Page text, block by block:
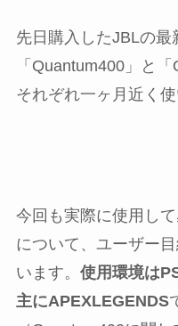
先日購入したJBLの最
「Quantum400」と
それぞれ一ヶ月近く
今回も実際に使用し
について、ユーザー
います。 使用環境は
主にAPEXLEGENDS